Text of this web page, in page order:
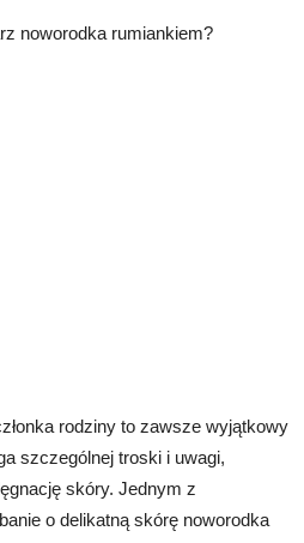
noworodka rumiankiem?
rodziny to zawsze wyjątkowy
szczególnej troski i uwagi,
skóry. Jednym z
o delikatną skórę noworodka